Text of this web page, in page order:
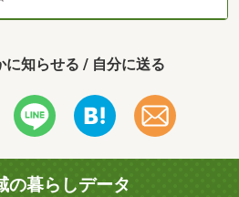
に知らせる / 自分に送る
の暮らしデータ